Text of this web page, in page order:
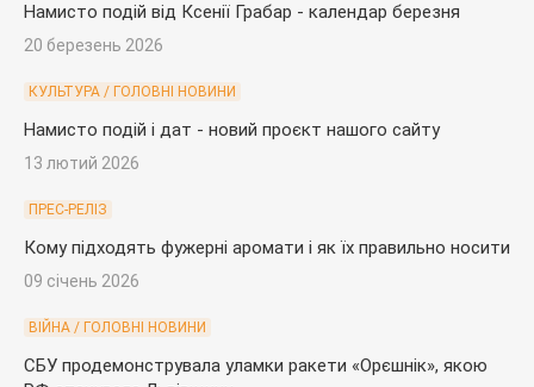
Намисто подій від Ксенії Грабар - календар березня
20 березень 2026
КУЛЬТУРА / ГОЛОВНІ НОВИНИ
Намисто подій і дат - новий проєкт нашого сайту
13 лютий 2026
ПРЕС-РЕЛІЗ
Кому підходять фужерні аромати і як їх правильно носити
09 січень 2026
ВІЙНА / ГОЛОВНІ НОВИНИ
СБУ продемонструвала уламки ракети «Орєшнік», якою